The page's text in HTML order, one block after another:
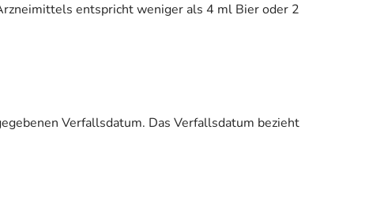
entspricht weniger als 4 ml Bier oder 2
Verfallsdatum. Das Verfallsdatum bezieht